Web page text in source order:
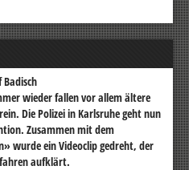
Badisch
wieder fallen vor allem ältere
Die Polizei in Karlsruhe geht nun
Zusammen mit dem
wurde ein Videoclip gedreht, der
aufklärt.